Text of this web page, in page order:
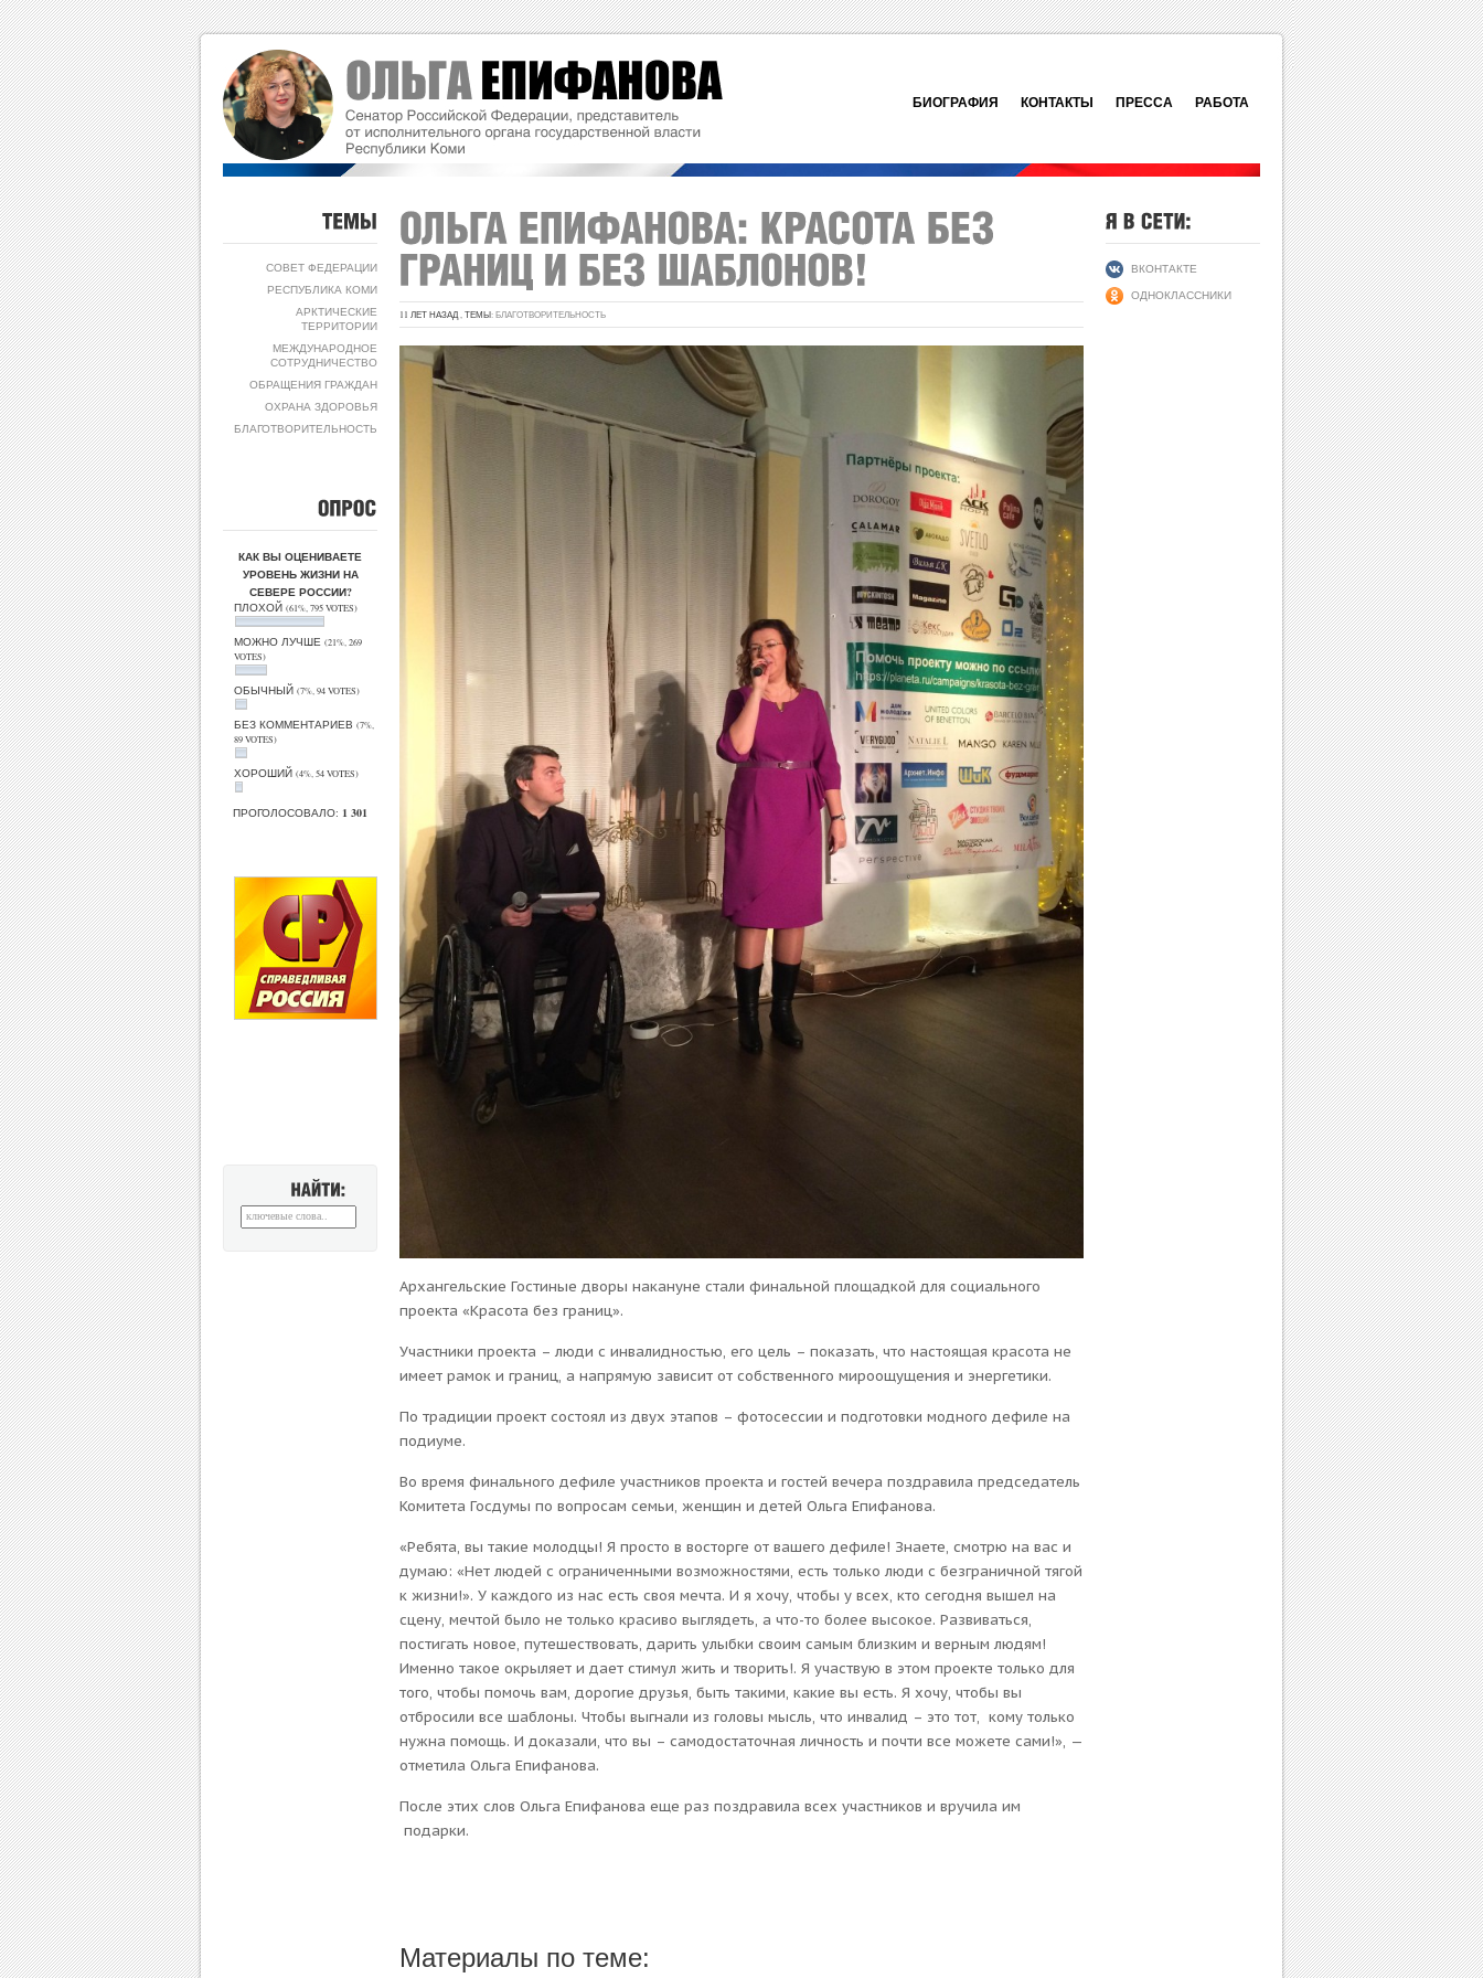
БИОГРАФИЯ КОНТАКТЫ ПРЕССА РАБОТА
СОВЕТ ФЕДЕРАЦИИ
РЕСПУБЛИКА КОМИ
АРКТИЧЕСКИЕ
ТЕРРИТОРИИ
МЕЖДУНАРОДНОЕ
СОТРУДНИЧЕСТВО
ОБРАЩЕНИЯ ГРАЖДАН
ОХРАНА ЗДОРОВЬЯ
БЛАГОТВОРИТЕЛЬНОСТЬ
КАК ВЫ ОЦЕНИВАЕТЕ
УРОВЕНЬ ЖИЗНИ НА
СЕВЕРЕ РОССИИ?
ПЛОХОЙ (61%, 795 VOTES)
МОЖНО ЛУЧШЕ (21%, 269
VOTES)
ОБЫЧНЫЙ (7%, 94 VOTES)
БЕЗ КОММЕНТАРИЕВ (7%,
89 VOTES)
ХОРОШИЙ (4%, 54 VOTES)
ПРОГОЛОСОВАЛО: 1 301
11 ЛЕТ НАЗАД , ТЕМЫ: БЛАГОТВОРИТЕЛЬНОСТЬ
Архангельские Гостиные дворы накануне стали финальной площадкой для социального
проекта «Красота без границ».
Участники проекта – люди с инвалидностью, его цель – показать, что настоящая красота не
имеет рамок и границ, а напрямую зависит от собственного мироощущения и энергетики.
По традиции проект состоял из двух этапов – фотосессии и подготовки модного дефиле на
подиуме.
Во время финального дефиле участников проекта и гостей вечера поздравила председатель
Комитета Госдумы по вопросам семьи, женщин и детей Ольга Епифанова.
«Ребята, вы такие молодцы! Я просто в восторге от вашего дефиле! Знаете, смотрю на вас и
думаю: «Нет людей с ограниченными возможностями, есть только люди с безграничной тягой
к жизни!». У каждого из нас есть своя мечта. И я хочу, чтобы у всех, кто сегодня вышел на
сцену, мечтой было не только красиво выглядеть, а что-то более высокое. Развиваться,
постигать новое, путешествовать, дарить улыбки своим самым близким и верным людям!
Именно такое окрыляет и дает стимул жить и творить!. Я участвую в этом проекте только для
того, чтобы помочь вам, дорогие друзья, быть такими, какие вы есть. Я хочу, чтобы вы
отбросили все шаблоны. Чтобы выгнали из головы мысль, что инвалид – это тот, кому только
нужна помощь. И доказали, что вы – самодостаточная личность и почти все можете сами!», —
отметила Ольга Епифанова.
После этих слов Ольга Епифанова еще раз поздравила всех участников и вручила им
подарки.
Материалы по теме:
ВКОНТАКТЕ
ОДНОКЛАССНИКИ